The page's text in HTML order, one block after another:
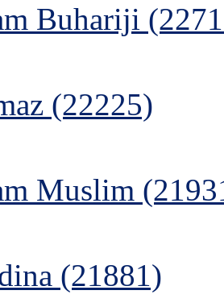
Buhariji
(22225)
Muslim
(21881)